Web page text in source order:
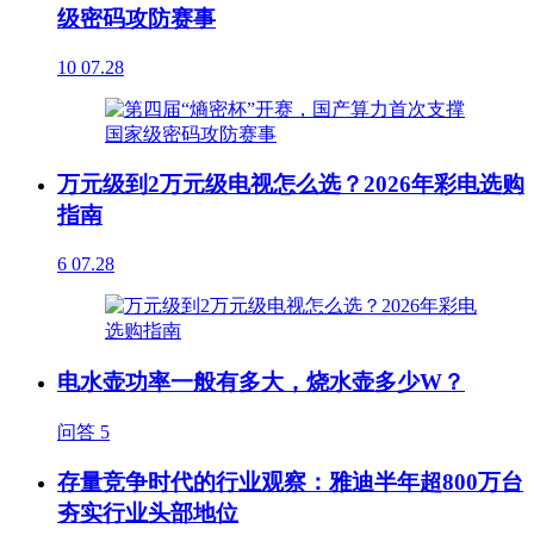
级密码攻防赛事
10 07.28
万元级到2万元级电视怎么选？2026年彩电选购
指南
6 07.28
电水壶功率一般有多大，烧水壶多少W？
问答 5
存量竞争时代的行业观察：雅迪半年超800万台
夯实行业头部地位